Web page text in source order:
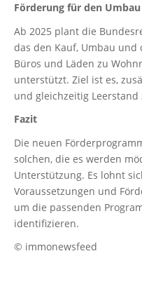
Förderung für den
Ab 2025 plant die
das den Kauf, Umbau
Büros und Läden zu
unterstützt. Ziel ist es,
und gleichzeitig
Fazit
Die neuen
solchen, die es werden
Unterstützung. Es lohnt
Voraussetzungen und
um die passenden
identifizieren.
© immonewsfeed